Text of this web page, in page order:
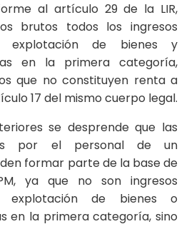
al artículo 29 de la LIR,
brutos todos los ingresos
explotación de bienes y
en la primera categoría,
que no constituyen renta a
17 del mismo cuerpo legal.
se desprende que las
por el personal de un
formar parte de la base de
ya que no son ingresos
explotación de bienes o
en la primera categoría, sino